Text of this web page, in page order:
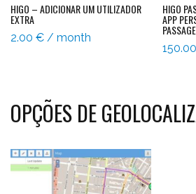
HIGO – ADICIONAR UM UTILIZADOR
EXTRA
2.00 € / month
HIGO
APP
OPÇÕES DE